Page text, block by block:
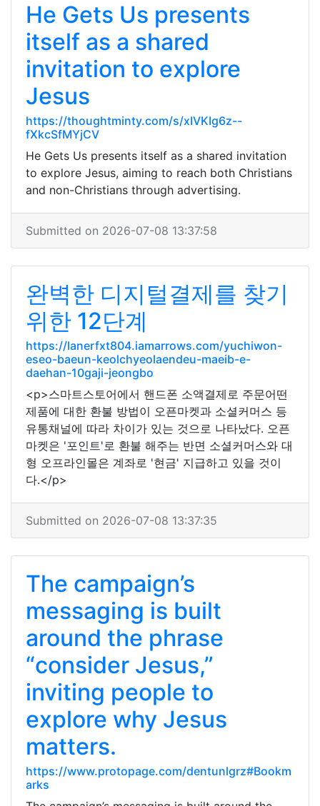
He Gets Us presents
itself as a shared
invitation to explore
Jesus
https://thoughtminty.com/s/xIVKIg6z--
fXkcSfMYjCV
He Gets Us presents itself as a shared invitation
to explore Jesus, aiming to reach both Christians
and non-Christians through advertising.
Submitted on 2026-07-08 13:37:58
완벽한 디지털결제를 찾기
위한 12단계
https://lanerfxt804.iamarrows.com/yuchiwon-
eseo-baeun-keolchyeolaendeu-maeib-e-
daehan-10gaji-jeongbo
<p>스마트스토어에서 핸드폰 소액결제로 주문어떤
제품에 대한 환불 방법이 오픈마켓과 소셜커머스 등
유통채널에 따라 차이가 있는 것으로 나타났다. 오픈
마켓은 '포인트'로 환불 해주는 반면 소셜커머스와 대
형 오프라인몰은 계좌로 '현금' 지급하고 있을 것이
다.</p>
Submitted on 2026-07-08 13:37:35
The campaign’s
messaging is built
around the phrase
“consider Jesus,”
inviting people to
explore why Jesus
matters.
https://www.protopage.com/dentunlgrz#Bookm
arks